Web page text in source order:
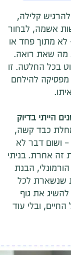
קלילה,
אשמה, לבחור
לא מתוך פחד או
מה שאת רואה.
בכל החלטה. זו
להילחם
אני מזל כהן - ולפני 10 שנים הייתי בדיוק
כבד קשה,
- ושום דבר לא
זה אחרת. בניתי
הבנת
שנשארת לכל
מעל 12,000 נשים להשיג את גוף
ובלי עוד